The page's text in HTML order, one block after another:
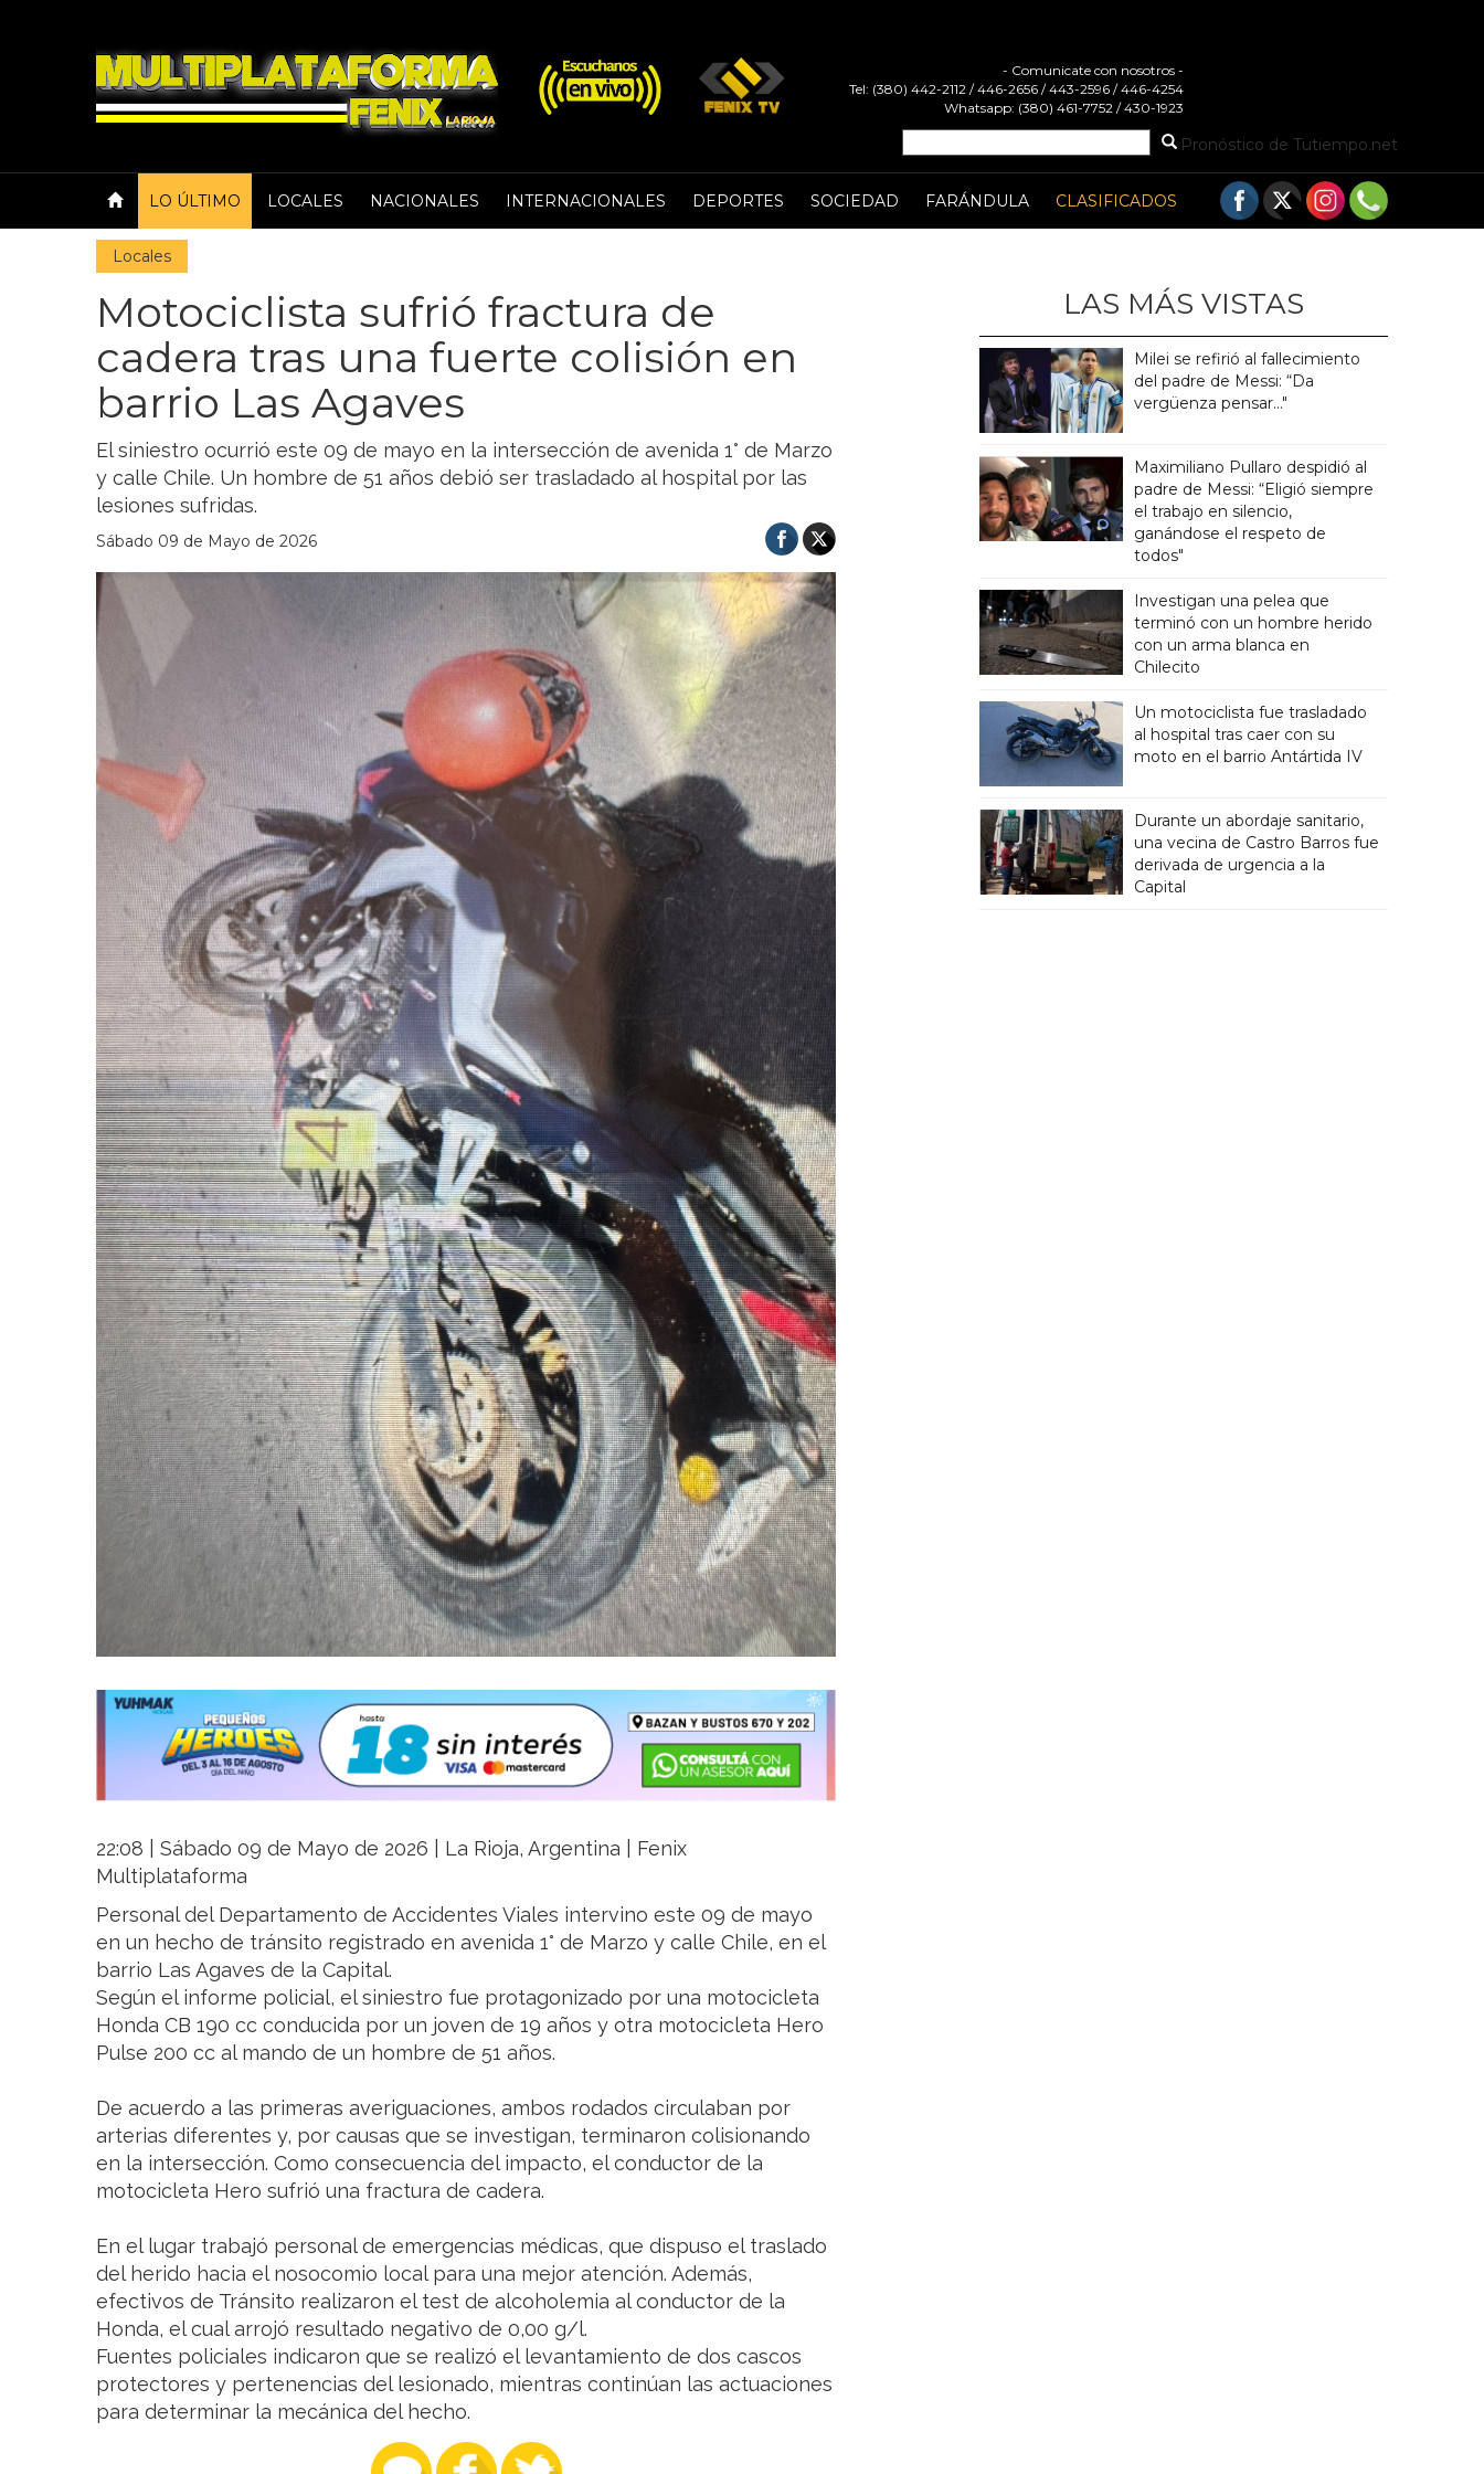
- Comunicate con nosotros -
Tel: (380) 442-2112 / 446-2656 / 443-2596 / 446-4254
Whatsapp: (380) 461-7752 / 430-1923
Pronóstico de Tutiempo.net
LO ÚLTIMO LOCALES NACIONALES INTERNACIONALES DEPORTES SOCIEDAD FARÁNDULA CLASIFICADOS
Locales
Motociclista sufrió fractura de
cadera tras una fuerte colisión en
barrio Las Agaves
El siniestro ocurrió este 09 de mayo en la intersección de avenida 1° de Marzo
y calle Chile. Un hombre de 51 años debió ser trasladado al hospital por las
lesiones sufridas.
Sábado 09 de Mayo de 2026
22:08 | Sábado 09 de Mayo de 2026 | La Rioja, Argentina | Fenix
Multiplataforma
Personal del Departamento de Accidentes Viales intervino este 09 de mayo
en un hecho de tránsito registrado en avenida 1° de Marzo y calle Chile, en el
barrio Las Agaves de la Capital.
Según el informe policial, el siniestro fue protagonizado por una motocicleta
Honda CB 190 cc conducida por un joven de 19 años y otra motocicleta Hero
Pulse 200 cc al mando de un hombre de 51 años.
De acuerdo a las primeras averiguaciones, ambos rodados circulaban por
arterias diferentes y, por causas que se investigan, terminaron colisionando
en la intersección. Como consecuencia del impacto, el conductor de la
motocicleta Hero sufrió una fractura de cadera.
En el lugar trabajó personal de emergencias médicas, que dispuso el traslado
del herido hacia el nosocomio local para una mejor atención. Además,
efectivos de Tránsito realizaron el test de alcoholemia al conductor de la
Honda, el cual arrojó resultado negativo de 0,00 g/l.
Fuentes policiales indicaron que se realizó el levantamiento de dos cascos
protectores y pertenencias del lesionado, mientras continúan las actuaciones
para determinar la mecánica del hecho.
LAS MÁS VISTAS
Milei se refirió al fallecimiento
del padre de Messi: “Da
vergüenza pensar..."
Maximiliano Pullaro despidió al
padre de Messi: “Eligió siempre
el trabajo en silencio,
ganándose el respeto de
todos"
Investigan una pelea que
terminó con un hombre herido
con un arma blanca en
Chilecito
Un motociclista fue trasladado
al hospital tras caer con su
moto en el barrio Antártida IV
Durante un abordaje sanitario,
una vecina de Castro Barros fue
derivada de urgencia a la
Capital